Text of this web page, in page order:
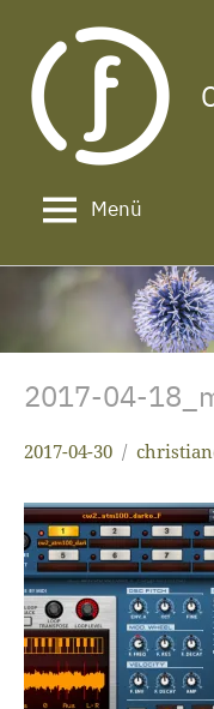
Inhalt
springen
Menü
2017-04-
2017-04-30